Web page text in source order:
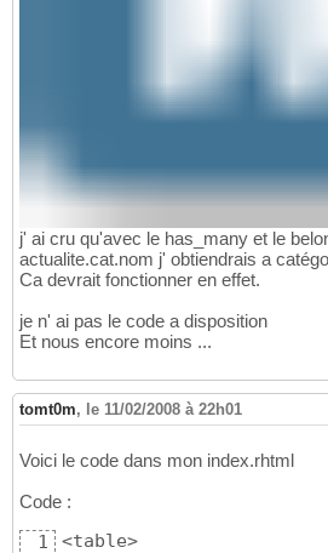
j' ai cru qu'avec le has_many et le
actualite.cat.nom j' obtiendrais a
Ca devrait fonctionner en effet.
je n' ai pas le code a disposition
Et nous encore moins ...
tomt0m, le 11/02/2008 à 22h01
Voici le code dans mon index.rhtml
Code :
1
<table>